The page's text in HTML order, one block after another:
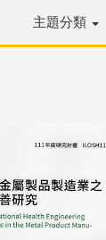
主題分類